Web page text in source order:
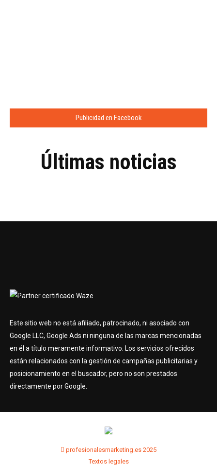
Publicidad en Facebook
Últimas noticias
Este sitio web no está afiliado, patrocinado, ni asociado con
Google LLC, Google Ads ni ninguna de las marcas mencionadas
en él a título meramente informativo. Los servicios ofrecidos
están relacionados con la gestión de campañas publicitarias y
posicionamiento en el buscador, pero no son prestados
directamente por Google.
profesionalesmarketing.es 2025
Textos legales